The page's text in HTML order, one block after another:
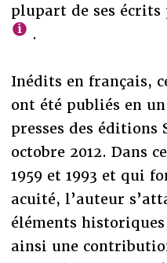
plupart de ses
.
Inédits en français,
ont été publiés en
presses des éditions
octobre 2012. Dans
1959 et 1993 et qui
acuité, l’auteur
éléments
ainsi une